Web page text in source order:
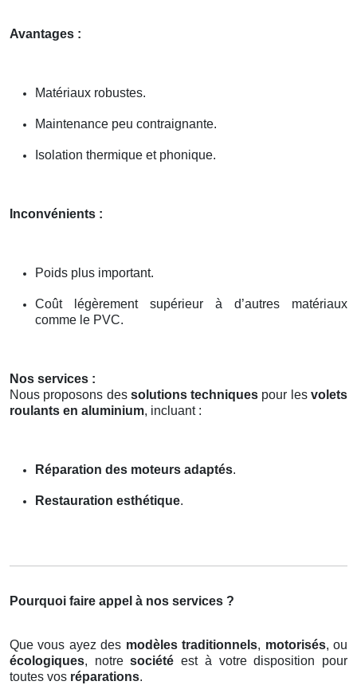
Avantages :
Matériaux robustes.
Maintenance peu contraignante.
Isolation thermique et phonique.
Inconvénients :
Poids plus important.
Coût légèrement supérieur à d’autres matériaux
comme le PVC.
Nos services :
Nous proposons des solutions techniques pour lesvolets
roulants en aluminium, incluant :
Réparation des moteurs adaptés.
Restauration esthétique.
Pourquoi faire appel à nos services ?
Que vous ayez des modèles traditionnels, motorisés, ou
écologiques, notresociété est à votre disposition pour
toutes vos réparations.